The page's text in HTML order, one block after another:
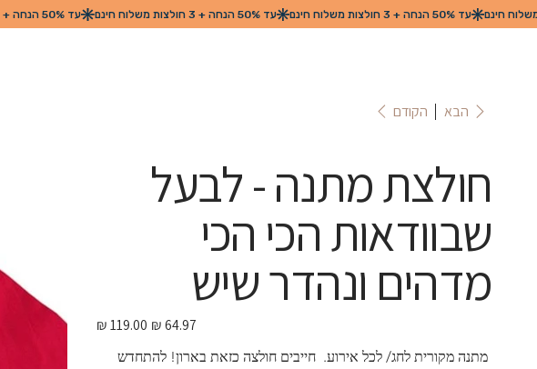
הקודם הבא
חולצת מתנה - לבעל
שבוודאות הכי הכי
מדהים ונהדר שיש
מחיר
מקורי
מחיר
מבצע
מתנה מקורית לחג/ לכל אירוע.  חייבים חולצה כזאת בארון! להתחדש